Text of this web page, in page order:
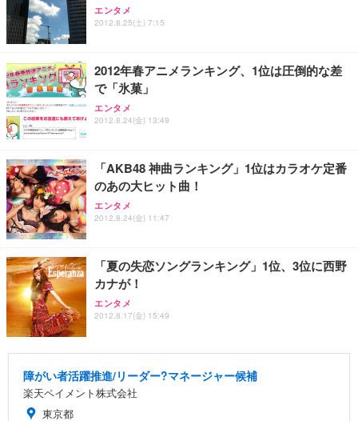
エンタメ
2012.8.25(土) 7:15
2012年春アニメランキング、1位は圧倒的な差
で「氷菓」
エンタメ
2012.8.24(金) 13:49
「AKB48 神曲ランキング」1位はカラオケ定番
のあの大ヒット曲！
エンタメ
2012.8.24(金) 11:47
「夏の失恋ソングランキング」1位、3位に西野
カナが！
エンタメ
2012.8.17(金) 15:49
障がい者活躍推進/リーダー?マネージャー候補
楽天ペイメント株式会社
東京都